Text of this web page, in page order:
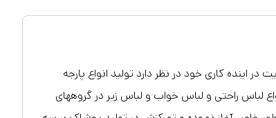
کاری خود در نظر دارد تولید انواع پارجه
راحتی و لباس خواب و لباس زیر در گروههای